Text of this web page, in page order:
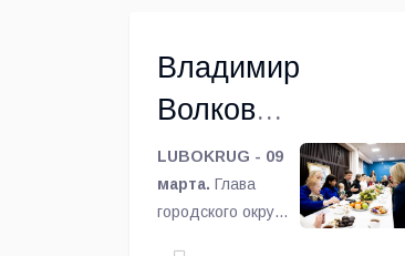
Владимир
Волков
встретился в
Люберцах с
LUBOKRUG - 09
марта. Глава
городского округа